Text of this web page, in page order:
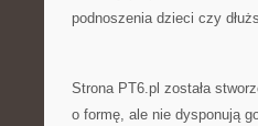
podnoszenia dzieci czy
Strona PT6.pl została
o formę, ale nie dysponują